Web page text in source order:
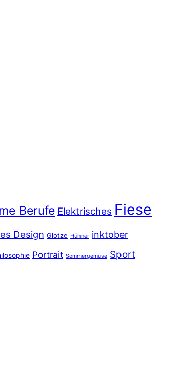
Berufe Elektrisches Fiese
Design Glotze Hühner inktober
Portrait Sommergemüse Sport